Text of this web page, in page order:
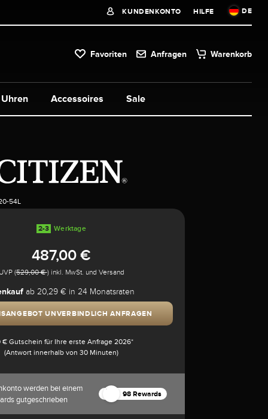
KUNDENKONTO HILFE DE
Favoriten Anfragen Warenkorb
Uhren Accessoires Sale
54L
2-3 Werktage
487,00 €
(529,00 €) inkl. MwSt. und Versand
ab 20,29 € in 24 Monatsraten
UNVERBINDLICH ANFRAGEN
€ Gutschein für Ihre erste Anfrage 2026*
(Antwort innerhalb von 30 Minuten)
werden bei einem
gutgeschrieben
98 Rewards